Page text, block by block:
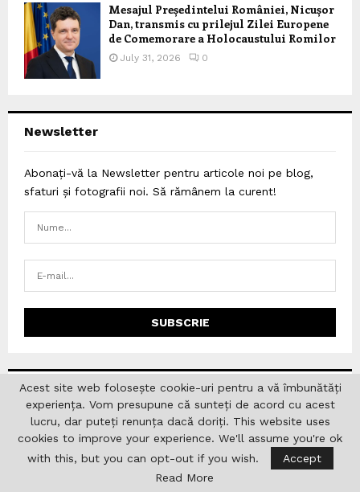
Mesajul Președintelui României, Nicușor
Dan, transmis cu prilejul Zilei Europene
de Comemorare a Holocaustului Romilor
July 31, 2026 0
Newsletter
Abonați-vă la Newsletter pentru articole noi pe blog,
sfaturi și fotografii noi. Să rămânem la curent!
Categories
Academia Română
(127)
Afaceri
Acest site web folosește cookie-uri pentru a vă îmbunătăți
experiența. Vom presupune că sunteți de acord cu acest
lucru, dar puteți renunța dacă doriți. This website uses
cookies to improve your experience. We'll assume you're ok
with this, but you can opt-out if you wish.
Accept
Read More